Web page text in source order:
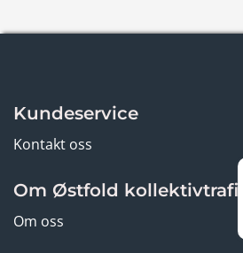
Kundeservice
Kontakt oss
Om Østfold
Om oss